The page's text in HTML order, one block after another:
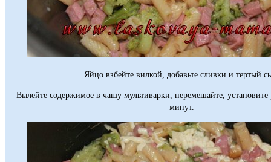
Яйцо взбейте вилкой, добавьте сливки и тертый
Вылейте содержимое в чашу мультиварки, перемешайте,
минут.